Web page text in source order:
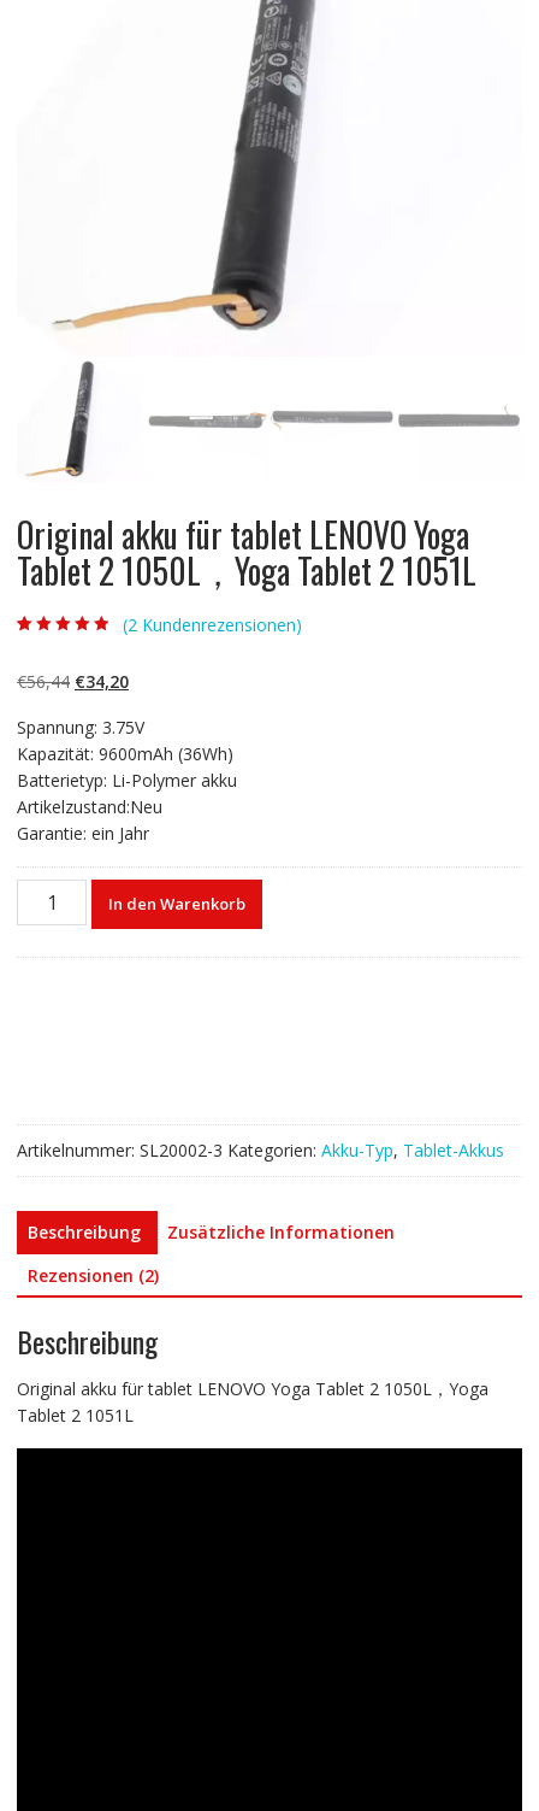
Original akku für tablet LENOVO Yoga
Tablet 2 1050L，Yoga Tablet 2 1051L
basierend auf
Kundenbewert
(2 Kundenrezensionen)
€56,44 Ursprünglicher
war:
€56,44
€34,20Aktueller
ist:
€34,20.
Spannung: 3.75V
Kapazität: 9600mAh (36Wh)
Batterietyp: Li-Polymer akku
Artikelzustand:Neu
Garantie: ein Jahr
Original
Yoga
Tablet
2
1051L
Menge
In den Warenkorb
Artikelnummer: SL20002-3 Kategorien: Akku-Typ, Tablet-Akkus
Beschreibung
Zusätzliche Informationen
Rezensionen (2)
Beschreibung
Original akku für tablet LENOVO Yoga Tablet 2 1050L，Yoga
Tablet 2 1051L